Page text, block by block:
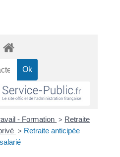
- Formation > Retraite
> Retraite anticipée